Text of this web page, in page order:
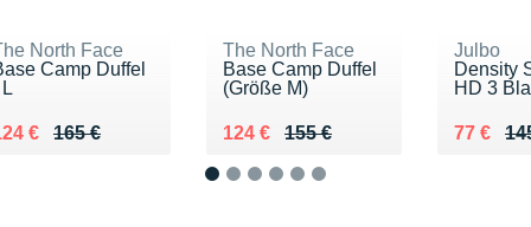
North Face
Camp Duffel
165 €
lieu de 165 €
€ 124 €
The North Face
Base Camp Duffel
(Größe M)
155 €
Au lieu de 155 €
124 €
Vendu 124 €
Julbo
Density
HD 3
Au lieu
77 €
Vendu